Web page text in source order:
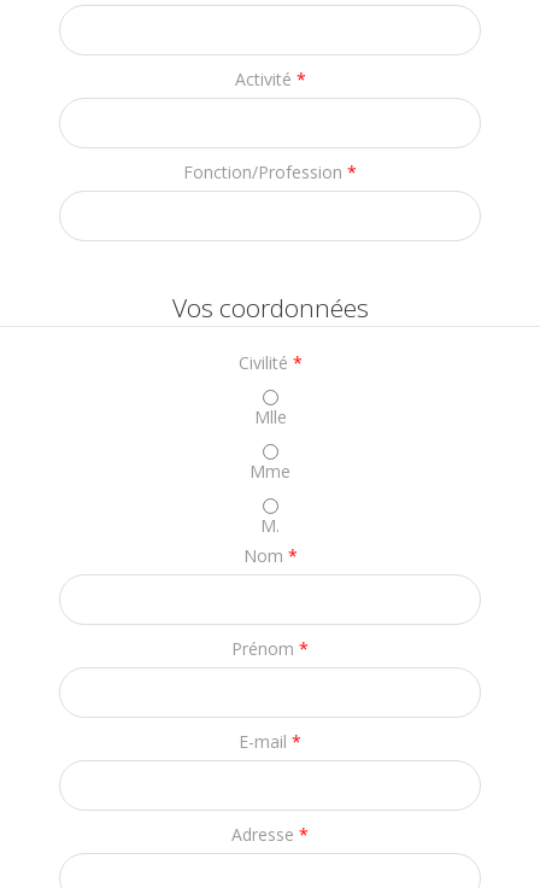
Activité *
Fonction/Profession *
Vos coordonnées
Civilité *
Mlle
Mme
M.
Nom *
Prénom *
E-mail *
Adresse *